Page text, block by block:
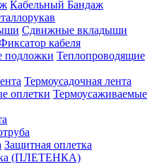
Кабельный Бандаж
Сдвижные вкладыши
кабеля
Теплопроводящие
Термоусадочная лента
Термоусаживаемые
Защитная оплетка
(ПЛЕТЕНКА)